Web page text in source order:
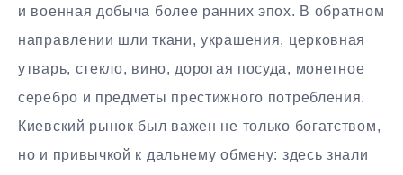
и военная добыча более ранних эпох. В обратном
направлении шли ткани, украшения, церковная
утварь, стекло, вино, дорогая посуда, монетное
серебро и предметы престижного потребления.
Киевский рынок был важен не только богатством,
но и привычкой к дальнему обмену: здесь знали